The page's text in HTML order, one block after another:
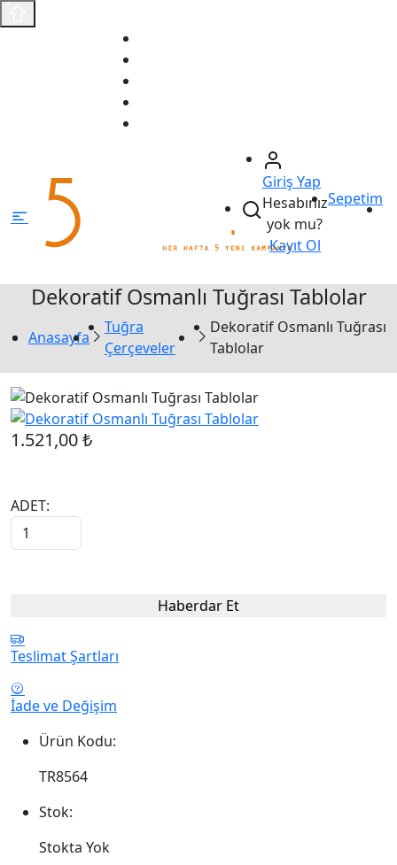
Giriş Yap
Hesabınız
yok mu?
Kayıt Ol
Sepetim
Dekoratif Osmanlı Tuğrası Tablolar
Anasayfa
Tuğra
Çerçeveler
Dekoratif Osmanlı Tuğrası
Tablolar
1.521,00 ₺
ADET:
Haberdar Et
Teslimat Şartları
İade ve Değişim
Ürün Kodu:
TR8564
Stok:
Stokta Yok